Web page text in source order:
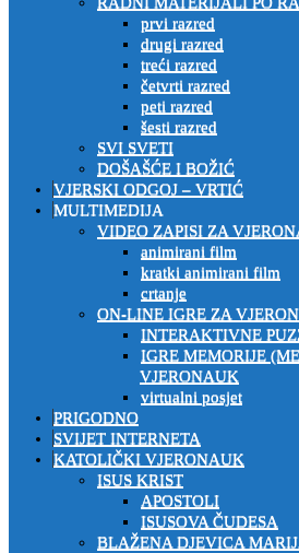
prvi razred
drugi razred
treći razred
četvrti razred
peti razred
šesti razred
SVI SVETI
DOŠAŠĆE I BOŽIĆ
VJERSKI ODGOJ – VRTIĆ
MULTIMEDIJA
VIDEO ZAPISI ZA
animirani film
kratki animirani film
crtanje
ON-LINE IGRE ZA
INTERAKTIVNE
IGRE MEMORIJE
VJERONAUK
virtualni posjet
PRIGODNO
SVIJET INTERNETA
KATOLIČKI VJERONAUK
ISUS KRIST
APOSTOLI
ISUSOVA ČUDESA
BLAŽENA DJEVICA